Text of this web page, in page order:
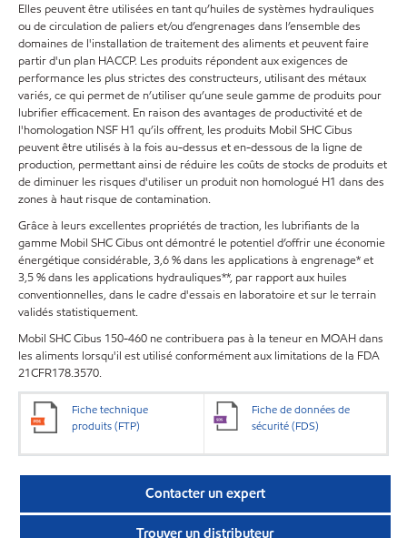
Elles peuvent être utilisées en tant qu’huiles de systèmes hydrauliques
ou de circulation de paliers et/ou d’engrenages dans l’ensemble des
domaines de l'installation de traitement des aliments et peuvent faire
partir d'un plan HACCP. Les produits répondent aux exigences de
performance les plus strictes des constructeurs, utilisant des métaux
variés, ce qui permet de n’utiliser qu’une seule gamme de produits pour
lubrifier efficacement. En raison des avantages de productivité et de
l'homologation NSF H1 qu’ils offrent, les produits Mobil SHC Cibus
peuvent être utilisés à la fois au-dessus et en-dessous de la ligne de
production, permettant ainsi de réduire les coûts de stocks de produits et
de diminuer les risques d'utiliser un produit non homologué H1 dans des
zones à haut risque de contamination.
Grâce à leurs excellentes propriétés de traction, les lubrifiants de la
gamme Mobil SHC Cibus ont démontré le potentiel d’offrir une économie
énergétique considérable, 3,6 % dans les applications à engrenage* et
3,5 % dans les applications hydrauliques**, par rapport aux huiles
conventionnelles, dans le cadre d'essais en laboratoire et sur le terrain
validés statistiquement.
Mobil SHC Cibus 150-460 ne contribuera pas à la teneur en MOAH dans
les aliments lorsqu'il est utilisé conformément aux limitations de la FDA
21CFR178.3570.
Fiche technique
produits (FTP)
Fiche de données de
sécurité (FDS)
Contacter un expert
Trouver un distributeur